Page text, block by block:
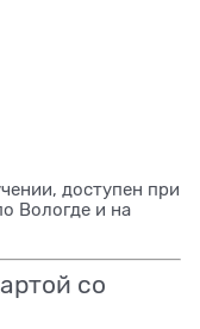
доступен при
Вологде и на
со